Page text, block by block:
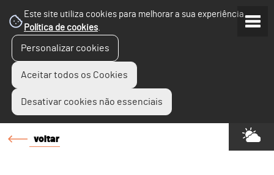
Este site utiliza cookies para melhorar a sua experiência.
Política de cookies.
Personalizar cookies
Aceitar todos os Cookies
Desativar cookies não essenciais
voltar